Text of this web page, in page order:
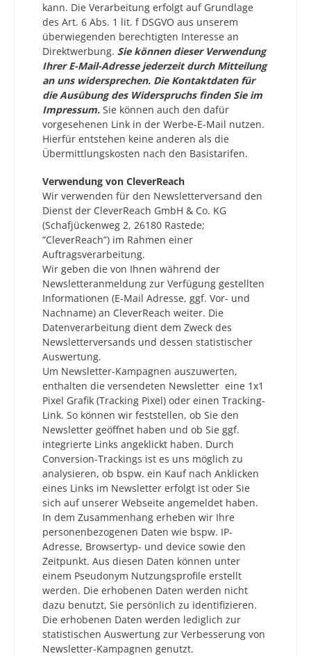
kann. Die Verarbeitung erfolgt auf Grundlage
des Art. 6 Abs. 1 lit. f DSGVO aus unserem
überwiegenden berechtigten Interesse an
Direktwerbung. Sie können dieser Verwendung
Ihrer E-Mail-Adresse jederzeit durch Mitteilung
an uns widersprechen. Die Kontaktdaten für
die Ausübung des Widerspruchs finden Sie im
Impressum. Sie können auch den dafür
vorgesehenen Link in der Werbe-E-Mail nutzen.
Hierfür entstehen keine anderen als die
Übermittlungskosten nach den Basistarifen.
Verwendung von CleverReach
Wir verwenden für den Newsletterversand den
Dienst der CleverReach GmbH & Co. KG
(Schafjückenweg 2, 26180 Rastede;
“CleverReach”) im Rahmen einer
Auftragsverarbeitung.
Wir geben die von Ihnen während der
Newsletteranmeldung zur Verfügung gestellten
Informationen (E-Mail Adresse, ggf. Vor- und
Nachname) an CleverReach weiter. Die
Datenverarbeitung dient dem Zweck des
Newsletterversands und dessen statistischer
Auswertung.
Um Newsletter-Kampagnen auszuwerten,
enthalten die versendeten Newsletter eine 1x1
Pixel Grafik (Tracking Pixel) oder einen Tracking-
Link. So können wir feststellen, ob Sie den
Newsletter geöffnet haben und ob Sie ggf.
integrierte Links angeklickt haben. Durch
Conversion-Trackings ist es uns möglich zu
analysieren, ob bspw. ein Kauf nach Anklicken
eines Links im Newsletter erfolgt ist oder Sie
sich auf unserer Webseite angemeldet haben.
In dem Zusammenhang erheben wir Ihre
personenbezogenen Daten wie bspw. IP-
Adresse, Browsertyp- und device sowie den
Zeitpunkt. Aus diesen Daten können unter
einem Pseudonym Nutzungsprofile erstellt
werden. Die erhobenen Daten werden nicht
dazu benutzt, Sie persönlich zu identifizieren.
Die erhobenen Daten werden lediglich zur
statistischen Auswertung zur Verbesserung von
Newsletter-Kampagnen genutzt.